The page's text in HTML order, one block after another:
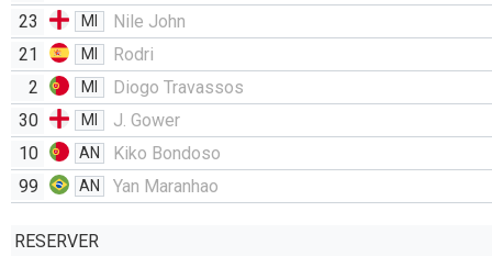
23
MI
Nile John
21
MI
Rodri
2
MI
Diogo Travassos
30
MI
J. Gower
10
AN
Kiko Bondoso
99
AN Yan Maranhao
RESERVER